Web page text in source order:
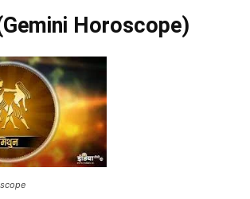
(Gemini Horoscope)